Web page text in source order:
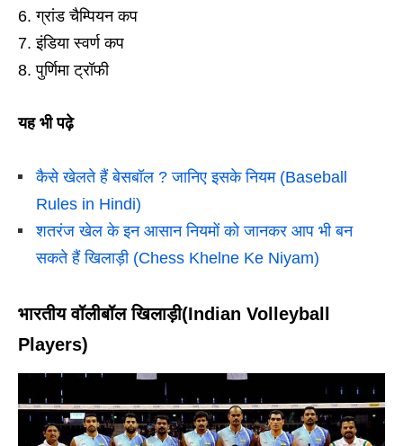
ग्रांड चैम्पियन कप
इंडिया स्वर्ण कप
पुर्णिमा ट्रॉफी
यह भी पढ़े
कैसे खेलते हैं बेसबॉल ? जानिए इसके नियम (Baseball
Rules in Hindi)
शतरंज खेल के इन आसान नियमों को जानकर आप भी बन
सकते हैं खिलाड़ी (Chess Khelne Ke Niyam)
भारतीय वॉलीबॉल खिलाड़ी(Indian Volleyball
Players)